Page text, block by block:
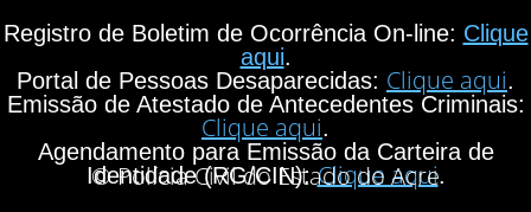
Registro de Boletim de Ocorrência On-line: Clique
aqui.
Portal de Pessoas Desaparecidas: Clique aqui.
Emissão de Atestado de Antecedentes Criminais:
Clique aqui.
Agendamento para Emissão da Carteira de
Identidade (RG/CIN):Clique aqui.
© Polícia Civil do Estado do Acre